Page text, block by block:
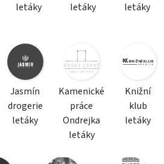
letáky
letáky
letáky
Jasmín
drogerie
letáky
Kamenické
práce
Ondrejka
letáky
Knižní
klub
letáky